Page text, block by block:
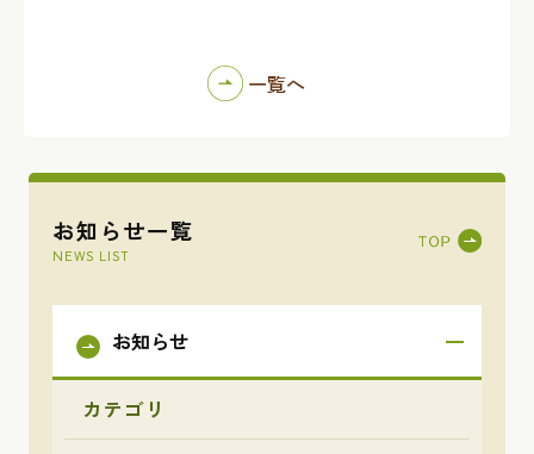
お知らせ一覧
NEWS LIST
お知らせ
カテゴリ
一覧へ